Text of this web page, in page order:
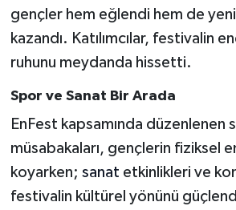
gençler hem eğlendi hem de
kazandı. Katılımcılar, festivalin
ruhunu meydanda hissetti.
Spor ve Sanat Bir Arada
EnFest kapsamında düzenlenen
müsabakaları, gençlerin fiziksel
koyarken; sanat etkinlikleri ve
festivalin kültürel yönünü